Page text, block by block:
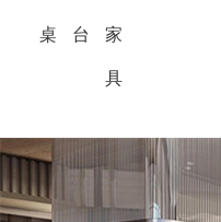
桌 台 家
具